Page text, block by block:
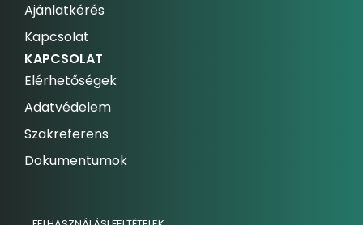
Ajánlatkérés
Kapcsolat
KAPCSOLAT
Elérhetőségek
Adatvédelem
Szakreferens
Dokumentumok